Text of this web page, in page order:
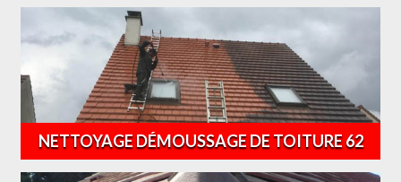
NETTOYAGE DÉMOUSSAGE DE TOITURE 62